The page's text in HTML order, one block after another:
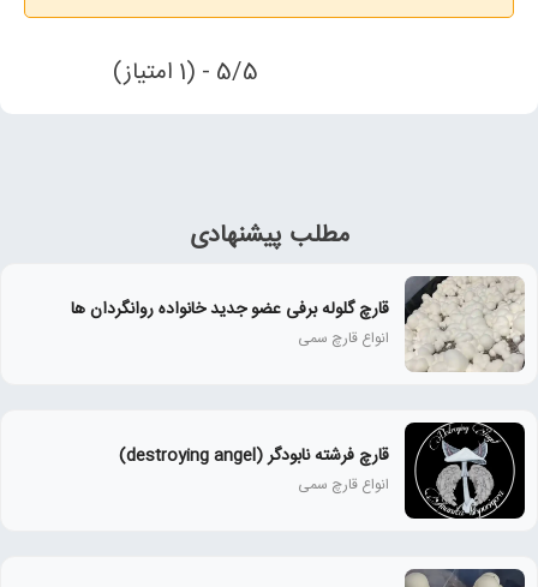
5/5 - (1 امتیاز)
مطلب پیشنهادی
قارچ گلوله برفی عضو جدید خانواده روانگردان ها
انواع قارچ سمی
قارچ فرشته نابودگر (destroying angel)
انواع قارچ سمی